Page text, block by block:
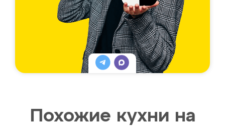
Похожие кухни на